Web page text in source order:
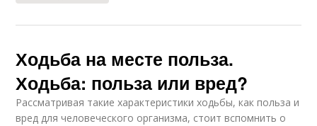
Ходьба на месте польза.
Ходьба: польза или вред?
Рассматривая такие характеристики ходьбы, как польза и
вред для человеческого организма, стоит вспомнить о